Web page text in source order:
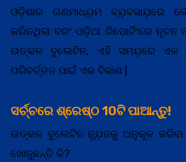
ଓଡ଼ିଶାର ଗଣମାଧ୍ଯ଼ମ ବ୍ଯ଼ବସାଯ଼ରେ
କରିନଥିଲା ବରଂ ଓଡ଼ିଆ ରିପୋର୍ଟିଂରେ ନୂତନ
ଉତ୍କଳ ବୁଲେଟିନ, ଏହି ସମଯ଼ରେ ଏକ
ପରିବର୍ତ୍ତନ ପାଇଁ ଏକ ବିକାଶ |
ସର୍ଚ୍ଚରେ ଶ୍ରେଷ୍ଠ 10ଟି ପାଆନ୍ତୁ!
ଉତ୍କଳ ବୁଲେଟିନ ନ୍ଯ଼ୁଜକୁ ଅନୁକୂଳ କରିବା
ଖୋଜୁଛନ୍ତି କି?